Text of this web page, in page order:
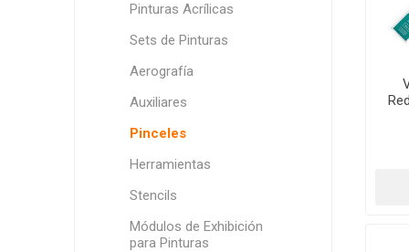
Pinturas Acrílicas
Sets de Pinturas
Aerografía
Auxiliares
Pinceles
Herramientas
Stencils
Módulos de Exhibición
para Pinturas